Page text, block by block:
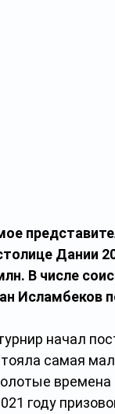
Дании
В числе
Исламбеков
начал
самая
году